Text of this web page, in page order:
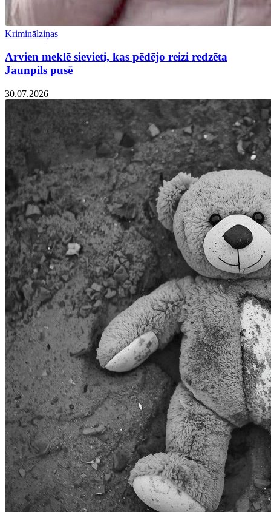
Kriminālziņas
Arvien meklē sievieti, kas pēdējo reizi redzēta
Jaunpils pusē
30.07.2026